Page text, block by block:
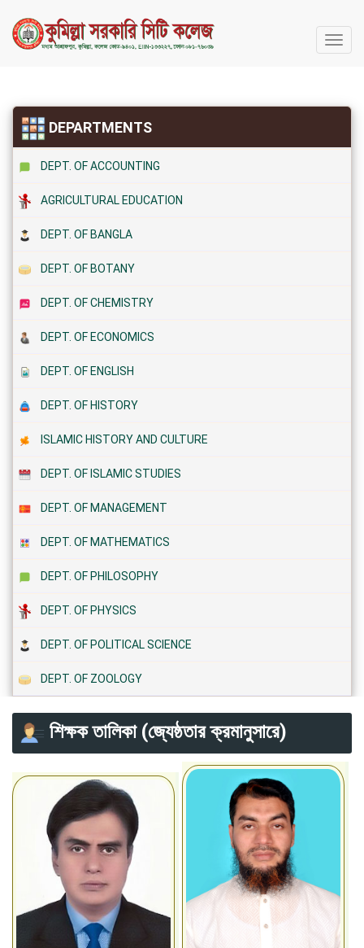
কুমিল্লা
কলেজ
DEPARTMENTS
DEPT. OF ACCOUNTING
AGRICULTURAL EDUCATION
DEPT. OF BANGLA
DEPT. OF BOTANY
DEPT. OF CHEMISTRY
DEPT. OF ECONOMICS
DEPT. OF ENGLISH
DEPT. OF HISTORY
ISLAMIC HISTORY AND CULTURE
DEPT. OF ISLAMIC STUDIES
DEPT. OF MANAGEMENT
DEPT. OF MATHEMATICS
DEPT. OF PHILOSOPHY
DEPT. OF PHYSICS
DEPT. OF POLITICAL SCIENCE
DEPT. OF ZOOLOGY
শিক্ষক তালিকা (জ্যেষ্ঠতার ক্রমানুসারে)